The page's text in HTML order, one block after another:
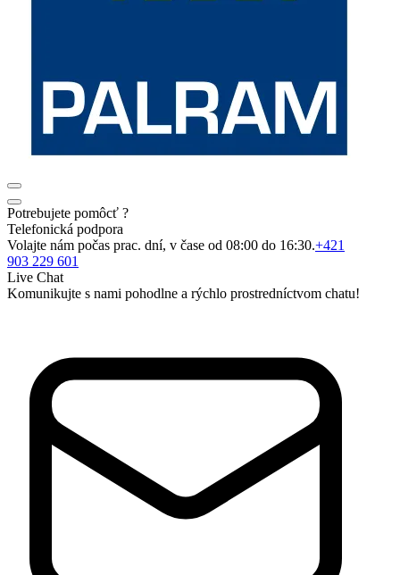
Potrebujete pomôcť ?
Telefonická podpora
Volajte nám počas prac. dní, v čase od 08:00 do 16:30.+421
903 229 601
Live Chat
Komunikujte s nami pohodlne a rýchlo prostredníctvom chatu!